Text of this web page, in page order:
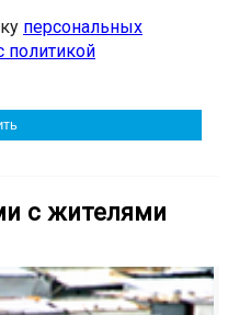
персональных
политикой
с жителями